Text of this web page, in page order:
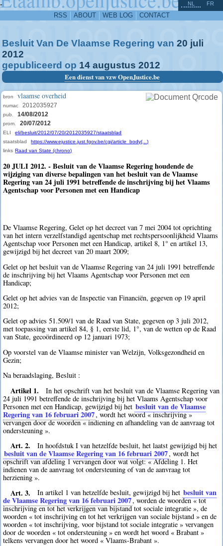
-
RSS ABOUT WEB LOG CONTACT
NL FR
Besluit Van De Vlaamse Regering van 20 juli
2012
gepubliceerd op 14 augustus 2012
Een dienst van vzw OpenJustice.be
bron vlaamse overheid
numac 2012035927
pub. 14/08/2012
prom. 20/07/2012
ELI
eli/besluit/2012/07/20/2012035927/staatsblad
staatsblad
https://www.ejustice.just.fgov.be/cgi/article_body(...)
links Raad van State (chrono)
20 JULI 2012. - Besluit van de Vlaamse Regering houdende de
wijziging van diverse bepalingen van het besluit van de Vlaamse
Regering van 24 juli 1991 betreffende de inschrijving bij het Vlaams
Agentschap voor Personen met een Handicap
De Vlaamse Regering, Gelet op het decreet van 7 mei 2004 tot oprichting
van het intern verzelfstandigd agentschap met rechtspersoonlijkheid Vlaams
Agentschap voor Personen met een Handicap, artikel 8, 1° en artikel 13,
gewijzigd bij het decreet van 20 maart 2009;
Gelet op het besluit van de Vlaamse Regering van 24 juli 1991 betreffende
de inschrijving bij het Vlaams Agentschap voor Personen met een
Handicap;
Gelet op het advies van de Inspectie van Financiën, gegeven op 19 april
2012;
Gelet op advies 51.509/1 van de Raad van State, gegeven op 3 juli 2012,
met toepassing van artikel 84, § 1, eerste lid, 1°, van de wetten op de Raad
van State, gecoördineerd op 12 januari 1973;
Op voorstel van de Vlaamse minister van Welzijn, Volksgezondheid en
Gezin;
Na beraadslaging, Besluit :
Artikel 1.
In het opschrift van het besluit van de Vlaamse Regering van
24 juli 1991 betreffende de inschrijving bij het Vlaams Agentschap voor
Personen met een Handicap, gewijzigd bij het besluit van de Vlaamse
Regering van 16 februari 2007, wordt het woord « inschrijving »
vervangen door de woorden « indiening en afhandeling van de aanvraag tot
ondersteuning ».
Art. 2. In hoofdstuk I van hetzelfde besluit, het laatst gewijzigd bij het
besluit van de Vlaamse Regering van 16 februari 2007, wordt het
opschrift van afdeling 1 vervangen door wat volgt: « Afdeling 1. Het
indienen van de aanvraag tot ondersteuning of van de aanvraag tot
herziening ».
Art. 3. In artikel 1 van hetzelfde besluit, gewijzigd bij het besluit van
de Vlaamse Regering van 16 februari 2007, worden de woorden « tot
inschrijving en tot het verkrijgen van bijstand tot sociale integratie », de
woorden « tot inschrijving en tot het verkrijgen van sociale bijstand » en de
woorden « tot inschrijving, voor bijstand tot sociale integratie » vervangen
door de woorden « tot ondersteuning » en wordt het woord « Brabant »
telkens vervangen door het woord « Vlaams-Brabant ».
^